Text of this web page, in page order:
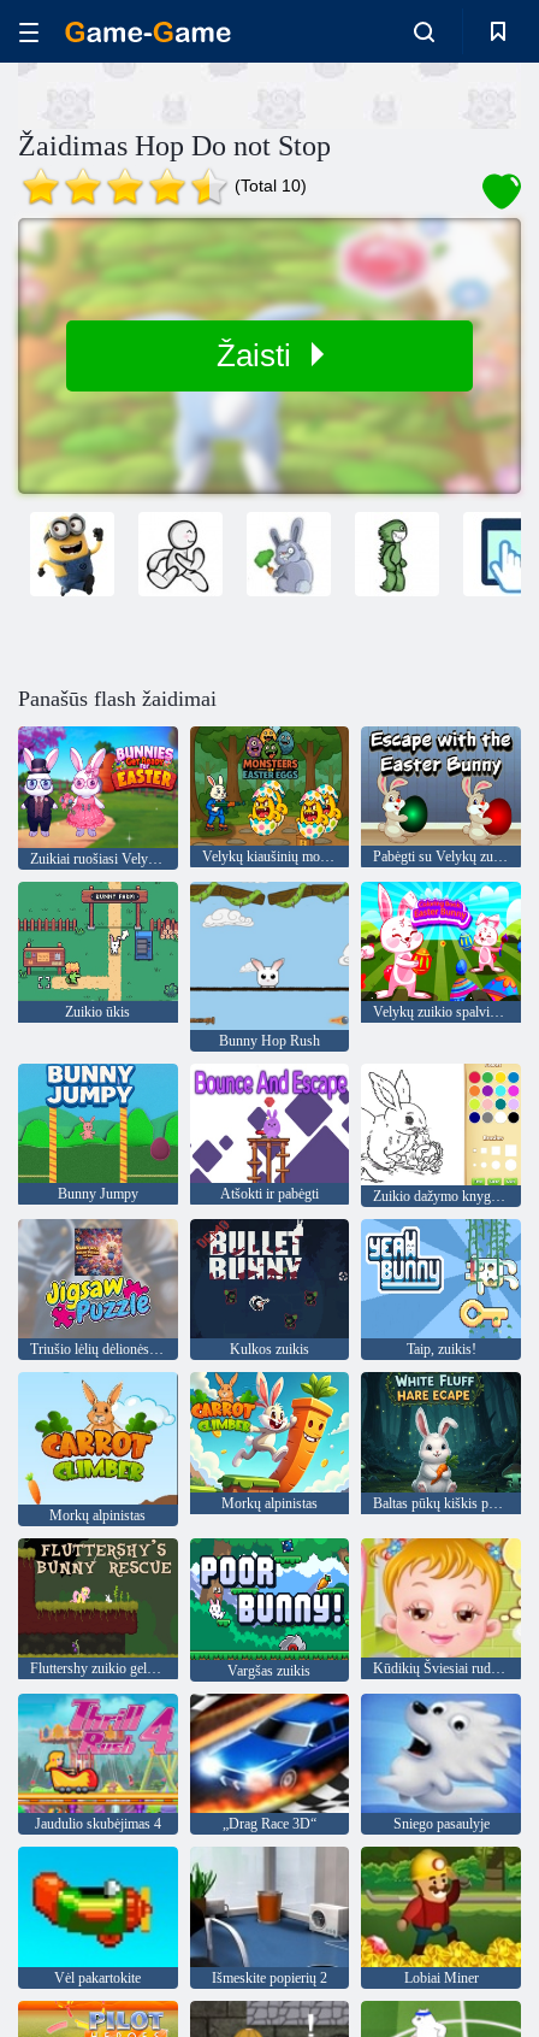
Žaidimas Hop Do not Stop
(Total 10)
Žaisti
Panašūs flash žaidimai
Zuikiai ruošiasi Velykoms Velykų kiaušinių monstrai Pabėgti su Velykų zuikiu
Zuikio ūkis
Bunny Hop Rush
Velykų zuikio spalvinimo knyga
Bunny Jumpy Atšokti ir pabėgti
Triušio lėlių dėlionės Vaikams Kulkos zuikis Taip, zuikis!
Morkų alpinistas
Morkų alpinistas
Fluttershy zuikio gelbėjimas Vargšas zuikis Kūdikių Šviesiai ruda Nakvynė Laikas
Jaudulio skubėjimas 4 „Drag Race 3D“ Sniego pasaulyje
Vėl pakartokite Išmeskite popierių 2 Lobiai Miner